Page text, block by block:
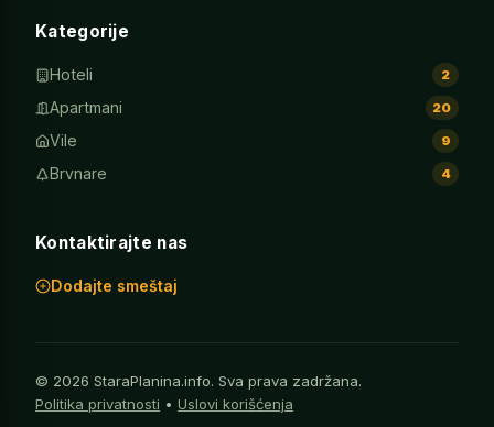
Kategorije
Hoteli 2
Apartmani 20
Vile 9
Brvnare 4
Kontaktirajte nas
Dodajte smeštaj
© 2026 StaraPlanina.info. Sva prava zadržana.
Politika privatnosti • Uslovi korišćenja